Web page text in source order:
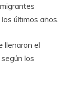
últimos años.
llenaron el
los